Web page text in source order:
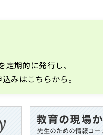
期的に発行し、
みはこちらから。